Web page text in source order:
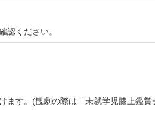
認ください。
す。(観劇の際は「未就学児膝上鑑賞